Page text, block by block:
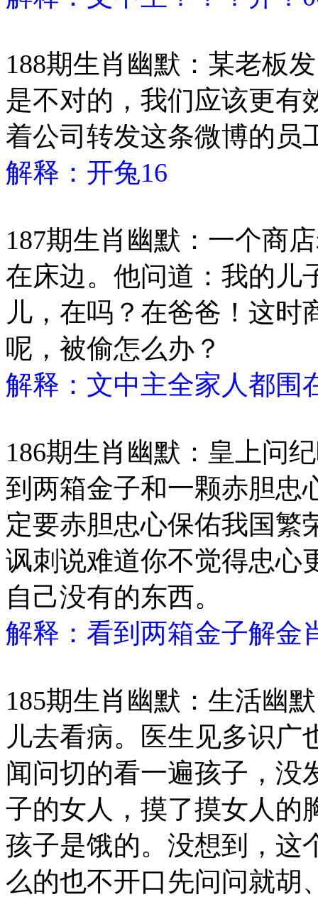
188期生肖幽默：某老板
是不对的，我们应该更有
着公司转发这条微博的员
解释：开兔16
187期生肖幽默：一个商
在床边。他问道：我的儿
儿，在吗？在爸爸！这时
呢，被偷怎么办？
解释：文中主全家人都围
186期生肖幽默：皇上问
到两箱金子和一颗赤胆忠
定要赤胆忠心保佑我国繁
讽刺说难道你不觉得忠心
自己没有的东西。
解释：看到两箱金子解金
185期生肖幽默：生活幽
儿去看病。医生见多识广
闻问切的看一遍孩子，没
子的女人，摸了摸女人的
孩子是饿的。没想到，这
么的也不开口先问问就胡